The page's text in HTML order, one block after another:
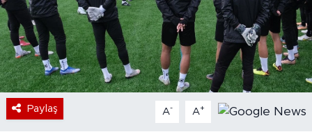
Paylaş A- A+
Magazin
Dünya
Sektör